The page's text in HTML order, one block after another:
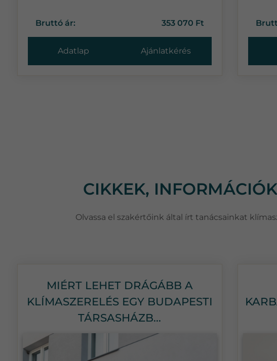
Bruttó ár: 353 070 Ft
Adatlap Ajánlatkérés
CIKKEK,
Olvassa el szakértőink által írt tanácsainkat
MIÉRT LEHET DRÁGÁBB A
KLÍMASZERELÉS EGY BUDAPESTI
TÁRSASHÁZB...